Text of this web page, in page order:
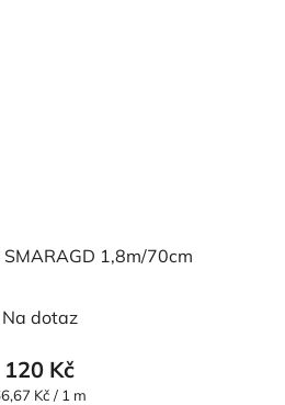
1,8m/70cm
Na dotaz
120 Kč
Kč / 1 m